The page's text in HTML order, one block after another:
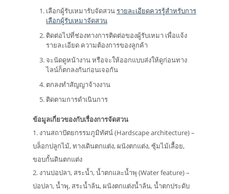
เลือกผู้รับเหมารับจัดสวนรายละเอียดควรรู้สำหรับการ
เลือกผู้รับเหมาจัดสวน
ติดต่อไปที่ช่องทางการติดต่อของผู้รับเหมา เพื่อแจ้ง
รายละเอียด ความต้องการของลูกค้า
จะนัดดูหน้างาน หรือจะให้ออกแบบส่งให้ดูก่อนทาง
ไลน์ก็ตกลงกันก่อนเจอกัน
ตกลงทำสัญญาจ้างงาน
ติดตามการดำเนินการ
ข้อมูลเกี่ยวของกับเรื่องการจัดสวน
1. งานสถาปัตยกรรมภูมิทัศน์ (Hardscape architecture) –
บล็อกปลูกไม้, ทางเดินตกแต่ง, ผนังตกแต่ง, ซุ้มไม้เลื้อย,
ขอบกั้นดินตกแต่ง
2. งานบ่อปลา, สระน้ำ, น้ำตกและน้ำพุ (Water feature) –
บ่อปลา, น้ำพุ, สระน้ำล้น, ผนังตกแต่งน้ำล้น, น้ำตกประดับ